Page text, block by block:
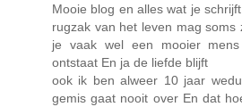
Mooie blog en alles wat je
rugzak van het leven mag
je vaak wel een mooier
ontstaat En ja de liefde blijft
ook ik ben alweer 10 jaar
gemis gaat nooit over En dat